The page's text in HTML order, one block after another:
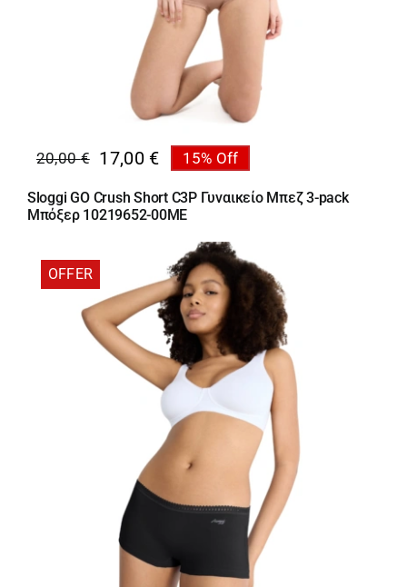
20,00€
Original
price
was:
17,00 €
Η
τρέχουσα
τιμή
17,00 €.
15% Off
Sloggi GO Crush Short C3P Γυναικείο Μπεζ 3-pack
Μπόξερ 10219652-00ME
OFFER